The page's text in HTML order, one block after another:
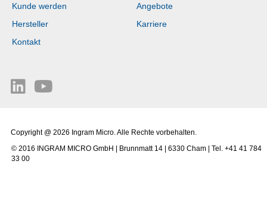
Kunde werden
Angebote
Hersteller
Karriere
Kontakt
Copyright @ 2026 Ingram Micro. Alle Rechte vorbehalten.
© 2016 INGRAM MICRO GmbH | Brunnmatt 14 | 6330 Cham | Tel. +41 41 784
33 00